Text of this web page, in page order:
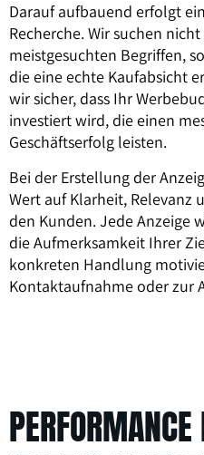
Darauf aufbauend erfolgt
Recherche. Wir suchen
meistgesuchten Begriffen,
die eine echte Kaufabsicht
wir sicher, dass Ihr
investiert wird, die einen
Geschäftserfolg leisten.
Bei der Erstellung der
Wert auf Klarheit, Relevanz
den Kunden. Jede Anzeige
die Aufmerksamkeit Ihrer
konkreten Handlung
Kontaktaufnahme oder zur